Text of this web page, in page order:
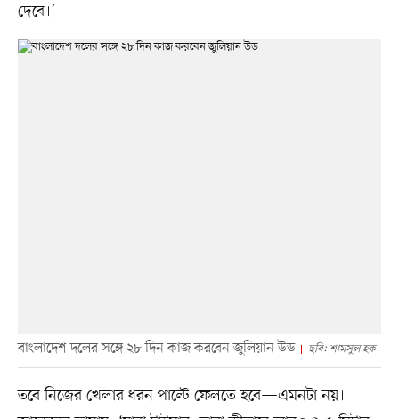
দেবে।’
বাংলাদেশ দলের সঙ্গে ২৮ দিন কাজ করবেন জুলিয়ান উড ছবি: শামসুল হক
তবে নিজের খেলার ধরন পাল্টে ফেলতে হবে—এমনটা নয়।